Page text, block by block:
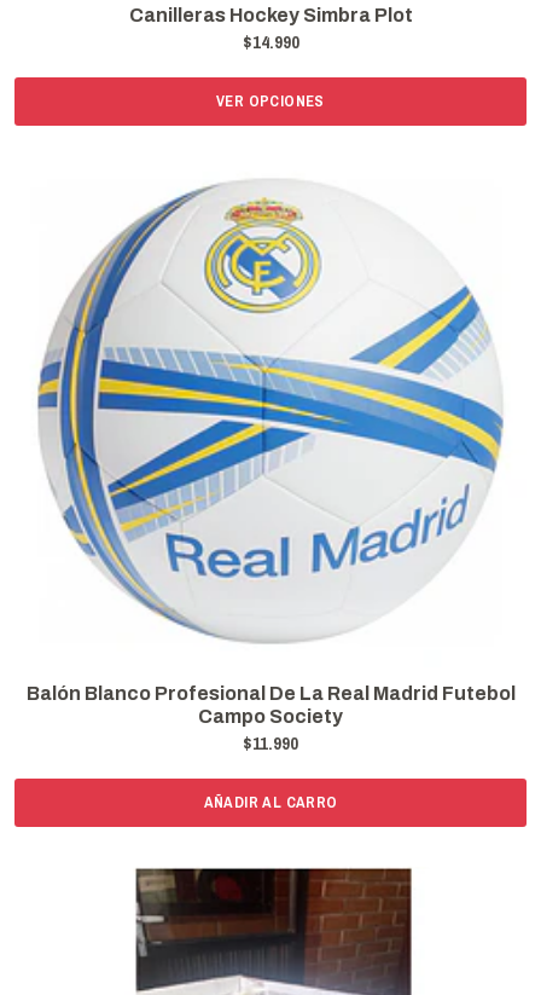
Canilleras Hockey Simbra Plot
$14.990
VER OPCIONES
Balón Blanco Profesional De La Real Madrid Futebol
Campo Society
$11.990
AÑADIR AL CARRO